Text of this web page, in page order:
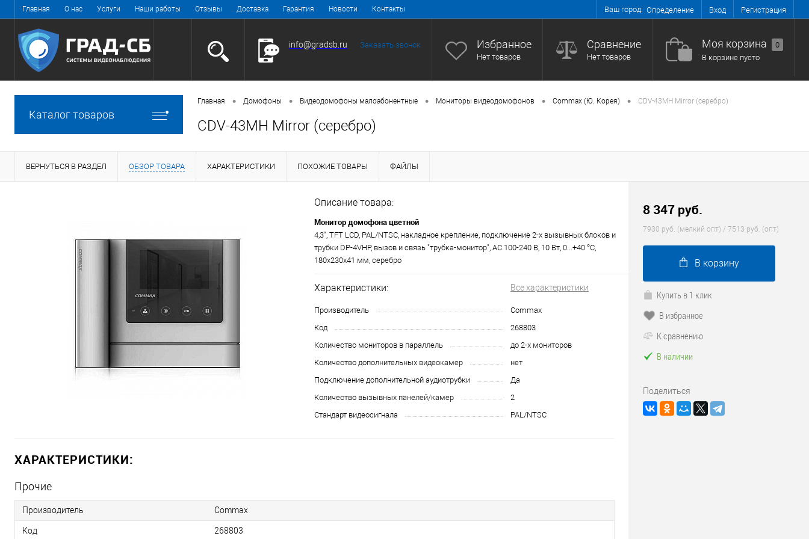
Главная О нас Услуги Наши работы Отзывы Доставка Гарантия Новости Контакты Ваш город: Определение Вход Регистрация
info@gradsb.ru Заказать звонок Избранное
Нет товаров
Сравнение
Нет товаров
Моя корзина
0
В корзине пусто
Каталог товаров
Главная • Домофоны • Видеодомофоны малоабонентные • Мониторы видеодомофонов • Сommax (Ю. Корея) • CDV-43MH Mirror (серебро)
CDV-43MH Mirror (серебро)
ВЕРНУТЬСЯ В РАЗДЕЛ ОБЗОР ТОВАРА ХАРАКТЕРИСТИКИ ПОХОЖИЕ ТОВАРЫ ФАЙЛЫ
Описание товара:
Монитор домофона цветной
4,3", TFT LCD, PAL/NTSC, накладное крепление, подключение 2-х вызывных блоков и
трубки DP-4VHP, вызов и связь "трубка-монитор", AC 100-240 В, 10 Вт, 0...+40 °С,
180х230х41 мм, серебро
Характеристики: Все характеристики
Производитель
Commax
Код
268803
Количество мониторов в параллель
до 2-х мониторов
Количество дополнительных видеокамер
нет
Подключение дополнительной аудиотрубки
Да
Количество вызывных панелей/камер
2
Стандарт видеосигнала
PAL/NTSC
ХАРАКТЕРИСТИКИ:
Прочие
Производитель Commax
Код 268803
8 347 руб.
7930 руб. (мелкий опт) / 7513 руб. (опт)
В корзину
Купить в 1 клик
В избранное
К сравнению
В наличии
Поделиться